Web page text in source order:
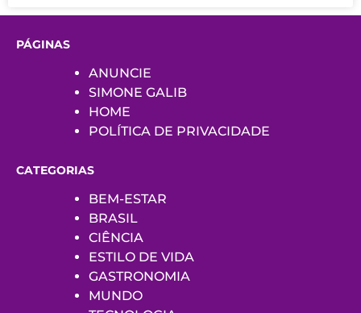
PÁGINAS
ANUNCIE
SIMONE GALIB
HOME
POLÍTICA DE PRIVACIDADE
CATEGORIAS
BEM-ESTAR
BRASIL
CIÊNCIA
ESTILO DE VIDA
GASTRONOMIA
MUNDO